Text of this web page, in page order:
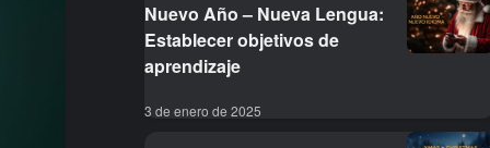
Nuevo Año – Nueva Lengua:
Establecer objetivos de
aprendizaje
3 de enero de 2025